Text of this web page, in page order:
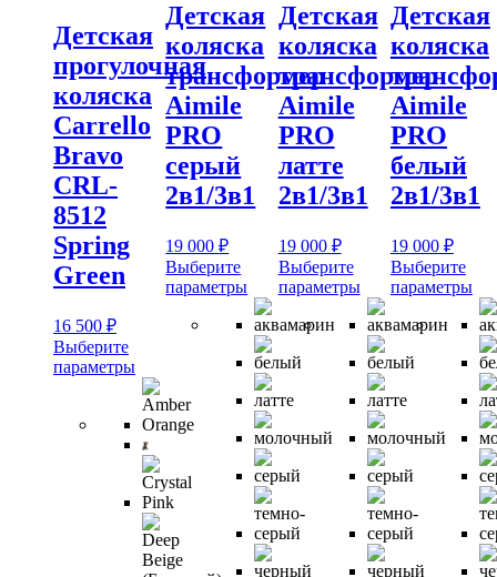
Детская
прогулочная
коляска
Carrello
Bravo
CRL-
8512
Spring
Green
16 500 ₽
Выберите
параметрыЭтот
товар
имеет
несколько
вариаций.
Опции
можно
выбрать
на
странице
товара.
Детская
коляска
трансформер
Aimile
PRO
серый
2в1/3в1
19 000₽
Выберите
параметрыЭтот
товар
имеет
несколько
вариаций.
Опции
можно
выбрать
на
странице
товара.
Детская
коляска
трансформер
Aimile
PRO
латте
2в1/3в1
19 000 ₽
Выберите
параметрыЭтот
товар
имеет
несколько
вариаций.
Опции
можно
выбрать
на
странице
товара.
Детская
коляска
Aimile
PRO
белый
2в1/3в1
19 000 ₽
Выберите
параметры
на